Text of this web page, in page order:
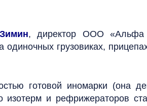
, директор ООО «Альфа
грузовиках,
готовой иномарки (она
изотерм и рефрижераторов